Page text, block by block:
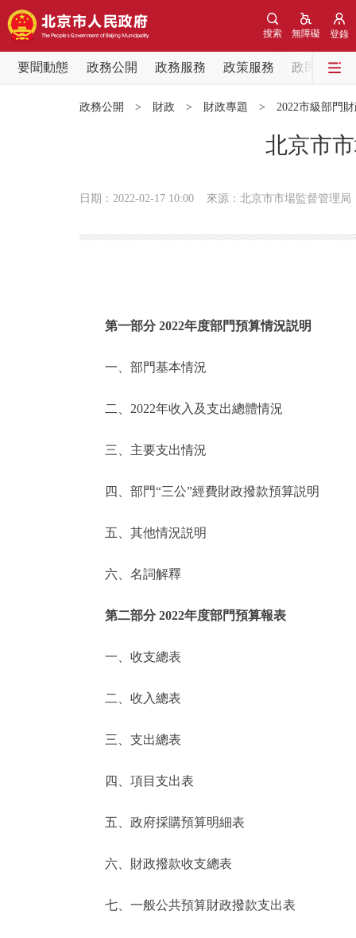
登錄
無障礙
搜索
要聞動態 政務公開 政務服務 政策服務
政民互動
便民服務
仲介服務
政民互動
12345網上接訴即辦
參與調查
走進北京
北京概況
綠色北京
ENGLISH
政務公開 > 財政 > 財政專題 > 2022市級部門
北京市
日期：2022-02-17 10:00 來源：北京市市場監督管理局
第一部分 2022年度部門預算情況説明
一、部門基本情況
二、2022年收入及支出總體情況
三、主要支出情況
四、部門“三公”經費財政撥款預算説明
五、其他情況説明
六、名詞解釋
第二部分 2022年度部門預算報表
一、收支總表
二、收入總表
三、支出總表
四、項目支出表
五、政府採購預算明細表
六、財政撥款收支總表
七、一般公共預算財政撥款支出表